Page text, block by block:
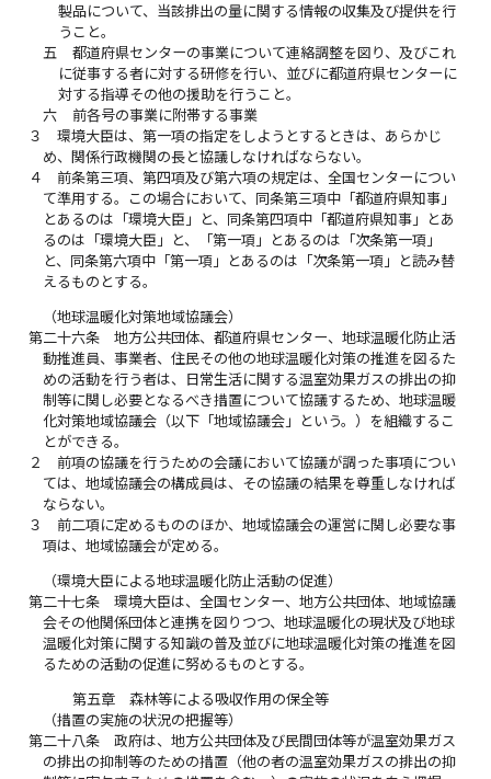
製品について、当該排出の量に関する情報の収集及び提供を行
うこと。
五
都道府県センターの事業について連絡調整を図り、及びこれ
に従事する者に対する研修を行い、並びに都道府県センターに
対する指導その他の援助を行うこと。
六
前各号の事業に附帯する事業
３
環境大臣は、第一項の指定をしようとするときは、あらかじ
め、関係行政機関の長と協議しなければならない。
４
前条第三項、第四項及び第六項の規定は、全国センターについ
て準用する。この場合において、同条第三項中「都道府県知事」
とあるのは「環境大臣」と、同条第四項中「都道府県知事」とあ
るのは「環境大臣」と、「第一項」とあるのは「次条第一項」
と、同条第六項中「第一項」とあるのは「次条第一項」と読み替
えるものとする。
（地球温暖化対策地域協議会）
第二十六条
地方公共団体、都道府県センター、地球温暖化防止活
動推進員、事業者、住民その他の地球温暖化対策の推進を図るた
めの活動を行う者は、日常生活に関する温室効果ガスの排出の抑
制等に関し必要となるべき措置について協議するため、地球温暖
化対策地域協議会（以下「地域協議会」という。）を組織するこ
とができる。
２
前項の協議を行うための会議において協議が調った事項につい
ては、地域協議会の構成員は、その協議の結果を尊重しなければ
ならない。
３
前二項に定めるもののほか、地域協議会の運営に関し必要な事
項は、地域協議会が定める。
（環境大臣による地球温暖化防止活動の促進）
第二十七条
環境大臣は、全国センター、地方公共団体、地域協議
会その他関係団体と連携を図りつつ、地球温暖化の現状及び地球
温暖化対策に関する知識の普及並びに地球温暖化対策の推進を図
るための活動の促進に努めるものとする。
第五章 森林等による吸収作用の保全等
（措置の実施の状況の把握等）
第二十八条
政府は、地方公共団体及び民間団体等が温室効果ガス
の排出の抑制等のための措置（他の者の温室効果ガスの排出の抑